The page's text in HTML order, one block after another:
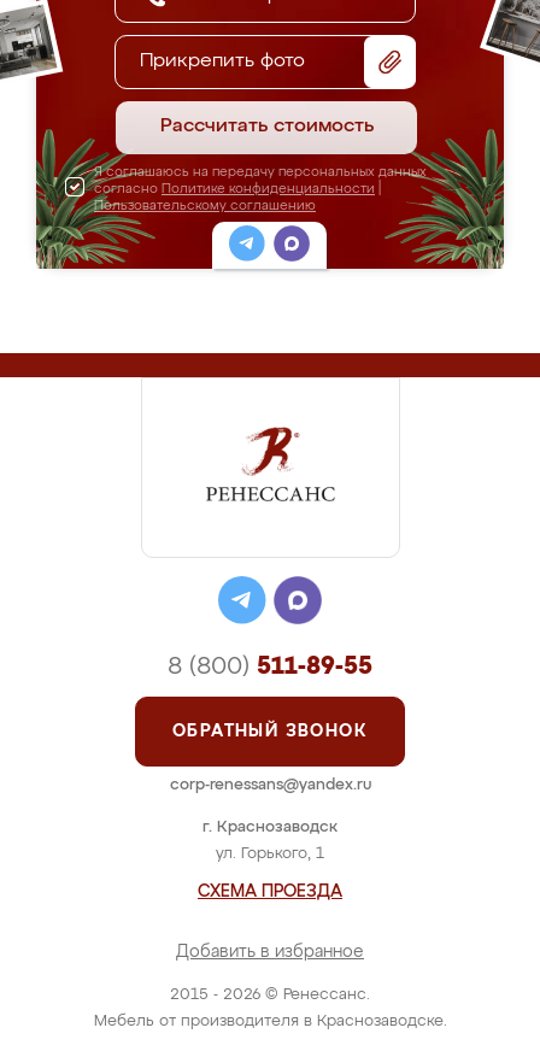
Прикрепить фото
Рассчитать стоимость
Я соглашаюсь на передачу персональных данных
согласно Политике конфиденциальности
Пользовательскому соглашению
2015 - 2026 © Ренессанс.
Мебель от производителя в Краснозаводске.
г. Краснозаводск
ул. Горького, 1
СХЕМА ПРОЕЗДА
Добавить в избранное
8 (800) 511-89-55
ОБРАТНЫЙ ЗВОНОК
corp-renessans@yandex.ru